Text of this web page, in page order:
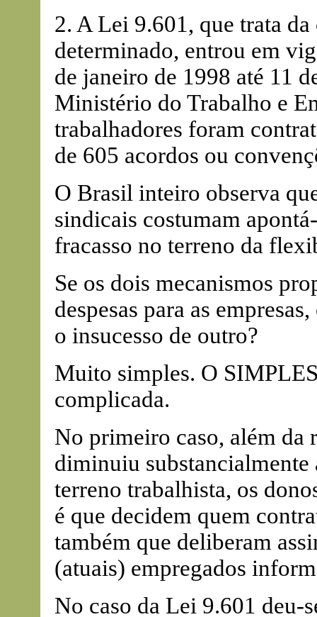
2. A Lei 9.601, que trata
determinado, entrou em
de janeiro de 1998 até 11
Ministério do Trabalho e
trabalhadores foram
de 605 acordos ou
O Brasil inteiro observa
sindicais costumam
fracasso no terreno da
Se os dois mecanismos
despesas para as
o insucesso de outro?
Muito simples. O
complicada.
No primeiro caso, além da
diminuiu
terreno trabalhista, os
é que decidem quem
também que deliberam
(atuais) empregados
No caso da Lei 9.601 deu-